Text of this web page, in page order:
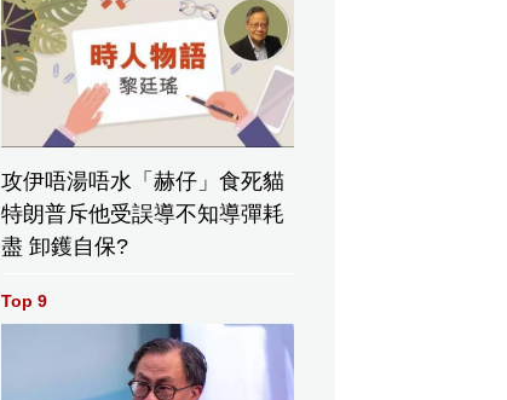
攻伊唔湯唔水「赫仔」食死貓
特朗普斥他受誤導不知導彈耗
盡 卸鑊自保?
Top 9